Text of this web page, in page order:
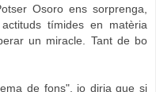
Osoro ens sorprenga,
tímides en matèria
un miracle. Tant de bo
de fons", jo diria que si